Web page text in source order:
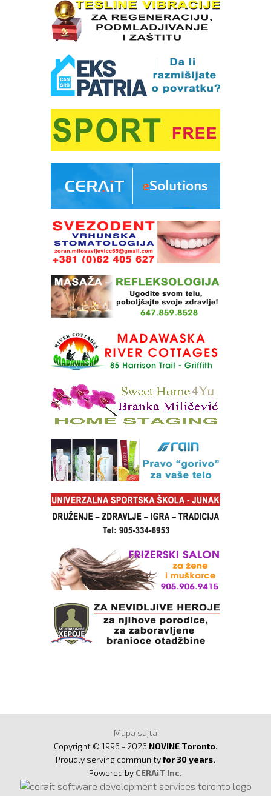
Mapa sajta
Copyright © 1996 - 2026 NOVINE Toronto.
Proudly serving communityfor 30 years.
Powered by CERAiT Inc.